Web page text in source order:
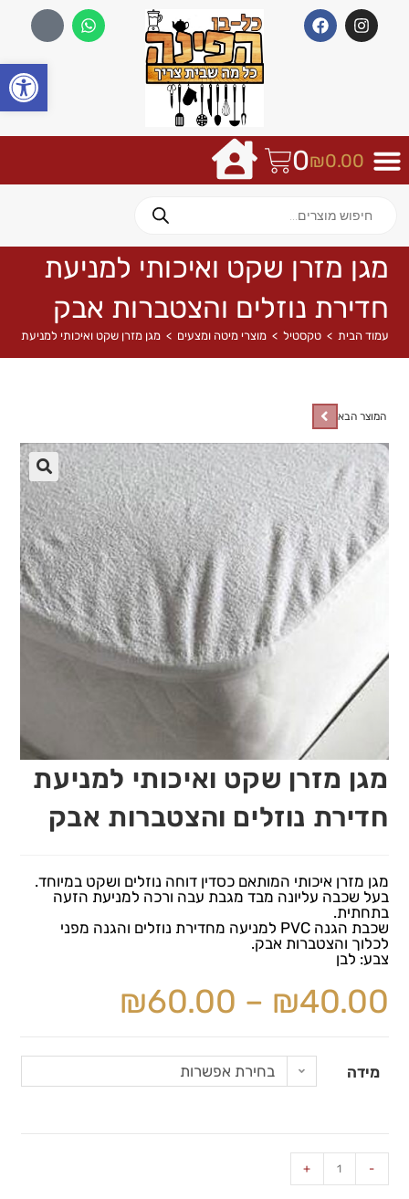
₪0.00
0
מגן מזרן שקט ואיכותי למניעת
חדירת נוזלים והצטברות אבק
עמוד הבית > טקסטיל > מוצרי מיטה ומצעים > מגן מזרן שקט ואיכותי למניעת
המוצר הבא
🔍
מגן מזרן שקט ואיכותי למניעת
חדירת נוזלים והצטברות אבק
מגן מזרן איכותי המותאם כסדין דוחה נוזלים ושקט במיוחד.
בעל שכבה עליונה מבד מגבת עבה ורכה למניעת הזעה
בתחתית.
שכבת הגנה PVC למניעה מחדירת נוזלים והגנה מפני
לכלוך והצטברות אבק.
צבע: לבן
₪40.00
–
₪60.00
מידה בחירת אפשרות
-
+